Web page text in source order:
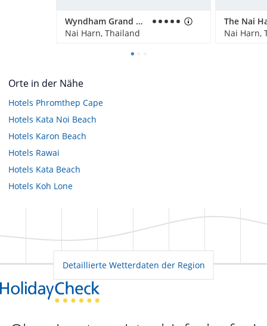
Wyndham Grand Nai Harn Beach Phuket
Nai Harn, Thailand
Nai Harn,
Orte in der Nähe
Hotels Phromthep Cape
Hotels Kata Noi Beach
Hotels Karon Beach
Hotels Rawai
Hotels Kata Beach
Hotels Koh Lone
Detaillierte Wetterdaten der Region